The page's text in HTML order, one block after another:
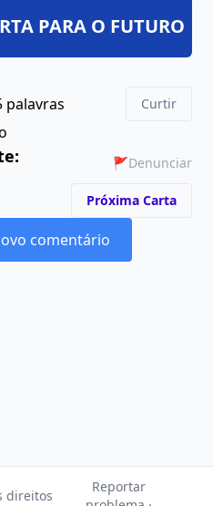
palavras Curtir
🚩Denunciar
Próxima Carta
comentário
PARA O FUTURO
direitos
Reportar